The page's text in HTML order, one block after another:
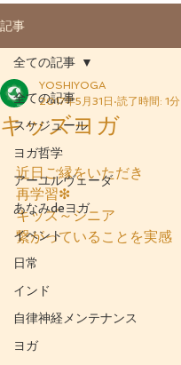
記事
全ての記事
スケジュール
ヨガ哲学
アーユルヴェーダ
あなみdeヨガ
イベント
日常
インド
自律神経メンテナンス
ヨガ
全ての記事
キッズヨガ
YOSHIYOGA
2017年5月31日 読了時間: 1分
近日ご縁をいただき
再学習❇
キッズ～シニア
繋がっていることを実感